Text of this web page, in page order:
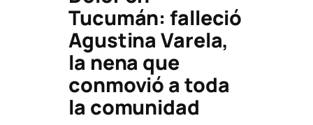
Tucumán: falleció
Agustina Varela,
la nena que
conmovió a toda
la comunidad